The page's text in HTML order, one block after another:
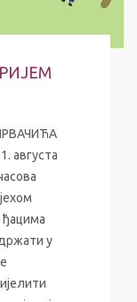
августа
у